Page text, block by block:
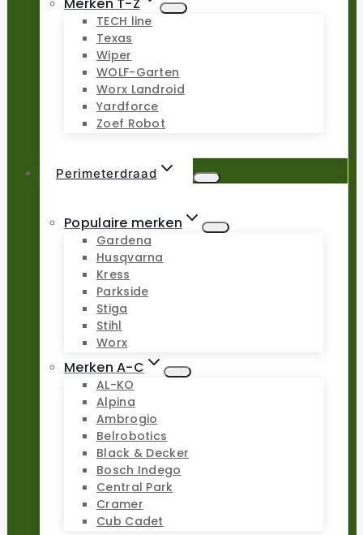
TECH line
Texas
Wiper
WOLF-Garten
Worx Landroid
Yardforce
Zoef Robot
Perimeterdraad
Populaire merken
Gardena
Husqvarna
Kress
Parkside
Stiga
Stihl
Worx
Merken A-C
AL-KO
Alpina
Ambrogio
Belrobotics
Black & Decker
Bosch Indego
Central Park
Cramer
Cub Cadet